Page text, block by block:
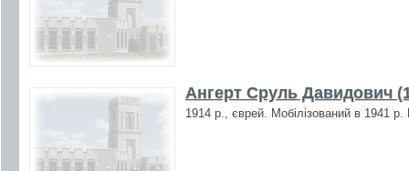
Ангерт Сруль Давидович
1914 р., єврей. Мобілізований в 1941